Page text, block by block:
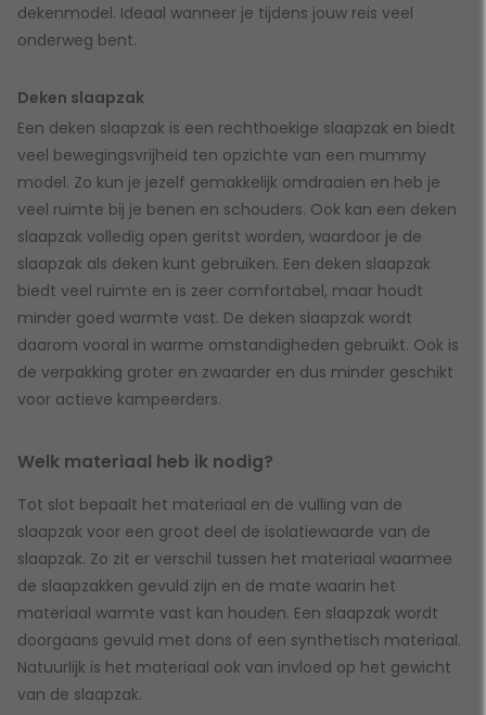
dekenmodel. Ideaal wanneer je tijdens jouw reis veel
onderweg bent.
Deken slaapzak
Een deken slaapzak is een rechthoekige slaapzak en biedt
veel bewegingsvrijheid ten opzichte van een mummy
model. Zo kun je jezelf gemakkelijk omdraaien en heb je
veel ruimte bij je benen en schouders. Ook kan een deken
slaapzak volledig open geritst worden, waardoor je de
slaapzak als deken kunt gebruiken. Een deken slaapzak
biedt veel ruimte en is zeer comfortabel, maar houdt
minder goed warmte vast. De deken slaapzak wordt
daarom vooral in warme omstandigheden gebruikt. Ook is
de verpakking groter en zwaarder en dus minder geschikt
voor actieve kampeerders.
Welk materiaal heb ik nodig?
Tot slot bepaalt het materiaal en de vulling van de
slaapzak voor een groot deel de isolatiewaarde van de
slaapzak. Zo zit er verschil tussen het materiaal waarmee
de slaapzakken gevuld zijn en de mate waarin het
materiaal warmte vast kan houden. Een slaapzak wordt
doorgaans gevuld met dons of een synthetisch materiaal.
Natuurlijk is het materiaal ook van invloed op het gewicht
van de slaapzak.